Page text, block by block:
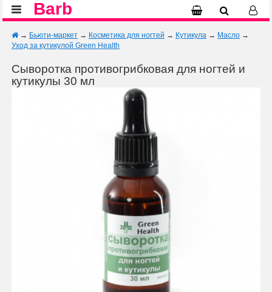
Barb
→ Бьюти-маркет → Косметика для ногтей → Кутикула → Масло →
Уход за кутикулой Green Health
Сыворотка противогрибковая для ногтей и
кутикулы 30 мл